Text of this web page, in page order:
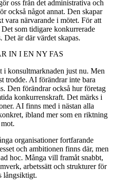
oss från det administrativa och
också något annat. Den skapar
närvarande i mötet. För att
som tidigare konkurrerade
Det är där värdet skapas.
IN I EN NY FAS
konsultmarknaden just nu. Men
trodde. AI förändrar inte bara
Den förändrar också hur företag
konkurrenskraft. Det märks i
AI finns med i nästan alla
ibland mer som en riktning
organisationer fortfarande
och ambitionen finns där, men
hoc. Många vill framåt snabbt,
arbetssätt och strukturer för
långsiktigt.